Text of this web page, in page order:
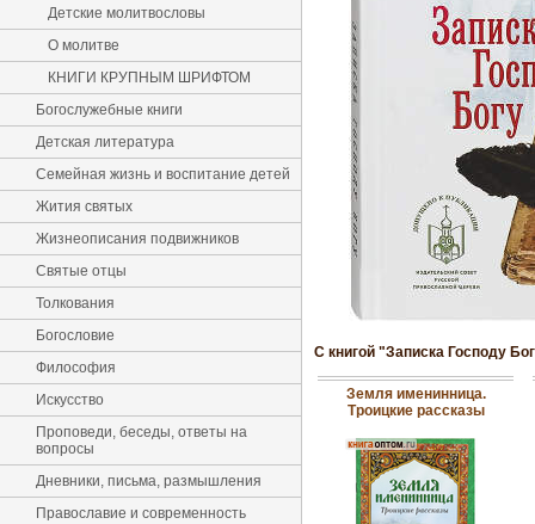
Детские молитвословы
О молитве
КНИГИ КРУПНЫМ ШРИФТОМ
Богослужебные книги
Детская литература
Семейная жизнь и воспитание детей
Жития святых
Жизнеописания подвижников
Святые отцы
Толкования
Богословие
Философия
Искусство
Проповеди, беседы, ответы на
вопросы
Дневники, письма, размышления
Православие и современность
С книгой "Записка Господу
Земля именинница.
Троицкие рассказы